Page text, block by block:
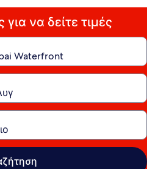
να δείτε τιμές